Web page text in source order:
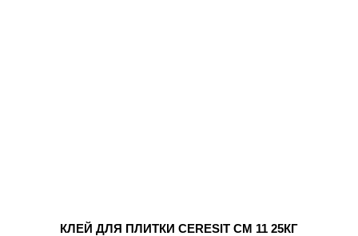
КЛЕЙ ДЛЯ ПЛИТКИ CERESIT CM 11 25КГ